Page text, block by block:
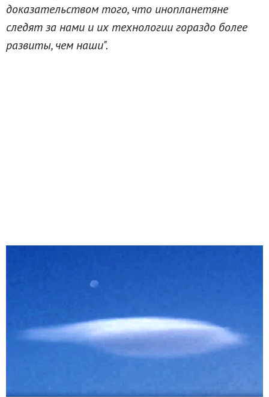
доказательством того, что инопланетяне
следят за нами и их технологии гораздо более
развиты, чем наши".